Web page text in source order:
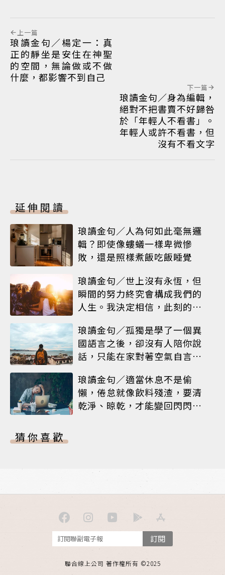
上一篇
琅讀金句／楊定一：真
正的靜坐是安住在神聖
的空間，無論做或不做
什麼，都影響不到自己
下一篇
琅讀金句／身為編輯，
絕對不把書賣不好歸咎
於「年輕人不看書」。
年輕人或許不看書，但
沒有不看文字
延伸閱讀
琅讀金句／人為何如此毫無邏
輯？即使像螻蟻一樣卑微慘
敗，還是照樣煮飯吃飯睡覺
琅讀金句／世上沒有永恆，但
瞬間的努力終究會構成我們的
人生。我決定相信，此刻的閃
琅讀金句／孤獨是學了一個異
國語言之後，卻沒有人陪你說
話，只能在家對著空氣自言自
琅讀金句／適當休息不是偷
懶，倦怠就像飲料殘渣，要清
乾淨、晾乾，才能變回閃閃發
猜你喜歡
訂閱
聯合線上公司 著作權所有 ©2025